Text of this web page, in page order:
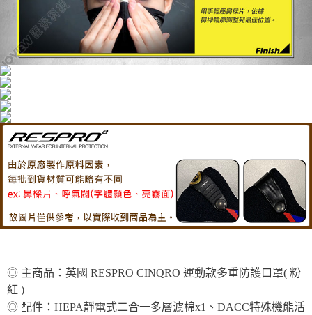
◎ 主商品：英國 RESPRO CINQRO 運動款多重防護口罩( 粉
紅 )
◎ 配件：HEPA靜電式二合一多層濾棉x1、DACC特殊機能活